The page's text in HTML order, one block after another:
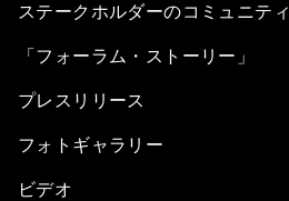
ステークホルダーのコミュニティ
「フォーラム・ストーリー」
プレスリリース
フォトギャラリー
ビデオ